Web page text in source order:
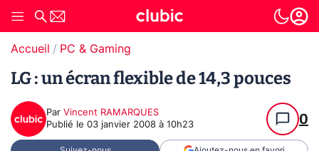
Accueil PC & Gaming
LG : un écran flexible de 14,3 pouces
Par Vincent RAMARQUES
Publié le 03 janvier 2008 à 10h23 0